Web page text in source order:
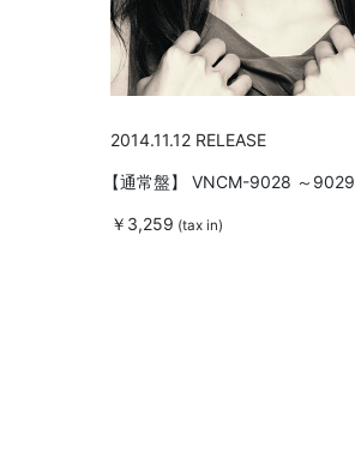
2014.11.12 RELEASE
【通常盤】 VNCM-9028 ～9029
￥3,259 (tax in)